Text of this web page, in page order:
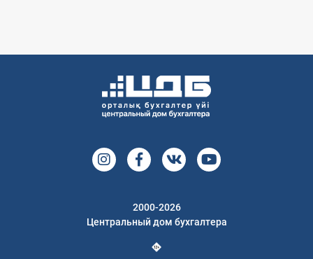
2000-2026
Центральный дом бухгалтера